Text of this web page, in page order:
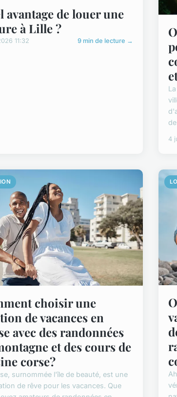
avantage de louer une
à Lille ?
11:32 9 min de lecture →
4
choisir une
de vacances en
avec des randonnées
et des cours de
corse?
surnommée l'île de beauté, est une
de rêve pour les vacances. Que